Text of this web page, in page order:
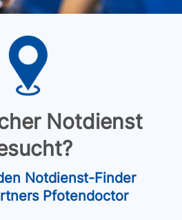
Notdienst
Notdienst-Finder
Pfotendoctor